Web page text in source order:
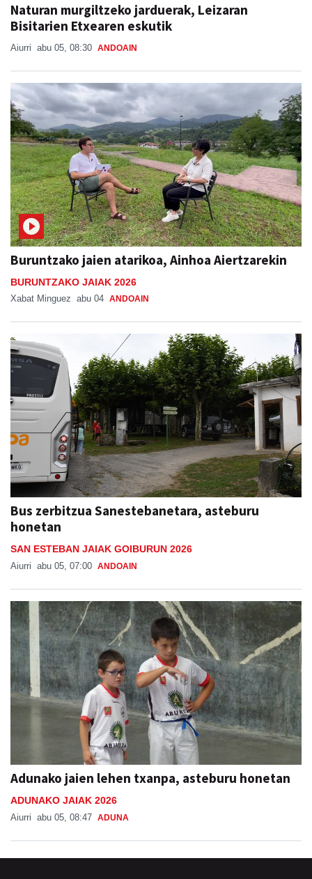
Naturan murgiltzeko jarduerak, Leizaran
Bisitarien Etxearen eskutik
Aiurri abu 05, 08:30 ANDOAIN
Buruntzako jaien atarikoa, Ainhoa Aiertzarekin
BURUNTZAKO JAIAK 2026
Xabat Minguez abu 04 ANDOAIN
Bus zerbitzua Sanestebanetara, asteburu
honetan
SAN ESTEBAN JAIAK GOIBURUN 2026
Aiurri abu 05, 07:00 ANDOAIN
Adunako jaien lehen txanpa, asteburu honetan
ADUNAKO JAIAK 2026
Aiurri abu 05, 08:47 ADUNA